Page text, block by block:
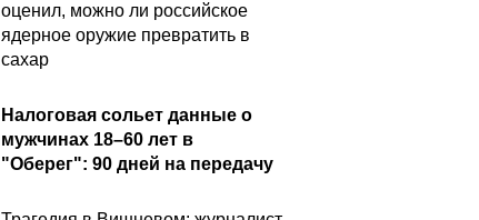
оценил, можно ли российское
ядерное оружие превратить в
сахар
Налоговая сольет данные о
мужчинах 18–60 лет в
"Оберег": 90 дней на передачу